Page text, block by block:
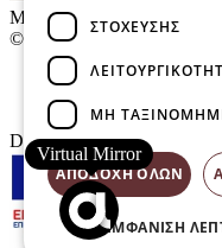
Μαρκάκης Οπτικά
© 2026
Επικοινωνία
E-Volution Awards
Designed & developed by
Virtual Mirror
ΣΤΌΧΕΥΣΗΣ
ΜΗ
ΑΠΟΔΟΧΉ ΌΛΩΝ
ΕΜΦΆΝΙΣΗ